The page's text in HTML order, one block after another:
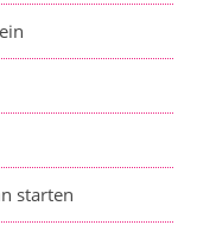
starten